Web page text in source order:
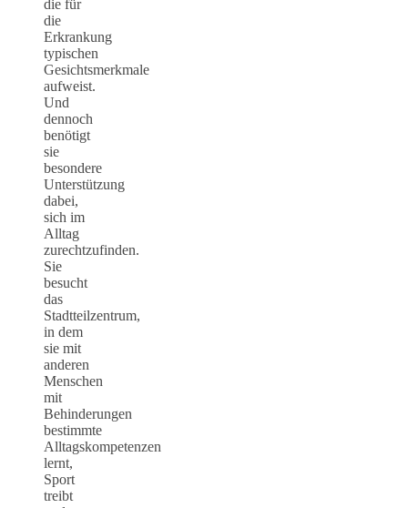
die für
die
Erkrankung
typischen
Gesichtsmerkmale
aufweist.
Und
dennoch
benötigt
sie
besondere
Unterstützung
dabei,
sich im
Alltag
zurechtzufinden.
Sie
besucht
das
Stadtteilzentrum,
in dem
sie mit
anderen
Menschen
mit
Behinderungen
bestimmte
Alltagskompetenzen
lernt,
Sport
treibt